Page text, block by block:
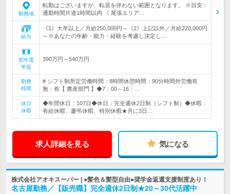
勤務地
転勤はございますが、転居を伴わない範囲となります。 ※目安：
通勤時間片道1時間以内 《 尾張エリア…
給与
《1》大卒以上／月給250,000円～《2》上記以外／月給220,000円
～※あなたの年齢・能力・経験を考慮し決定し…
初年度
年収
390万円～540万円
勤務
時間
# シフト制所定労働時間：8時間休憩時間：90分時間外労働有
無：有【 農産部門 】◆7：00～16：…
休日
休暇
◆年間休日：107日◆休日：完全週休2日制（シフト制）◆休暇：
有給休暇、慶弔休暇、特別休暇★月に3日…
求人詳細を見る 気になる
株式会社アオキスーパー | ●髪色＆髪型自由●奨学金返還支援制度あり！
名古屋勤務／【販売職】完全週休2日制★20～30代活躍中